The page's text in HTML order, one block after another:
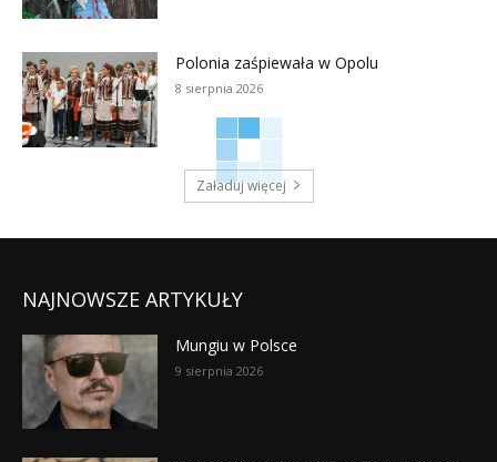
Polonia zaśpiewała w Opolu
8 sierpnia 2026
Załaduj więcej
NAJNOWSZE ARTYKUŁY
Mungiu w Polsce
9 sierpnia 2026